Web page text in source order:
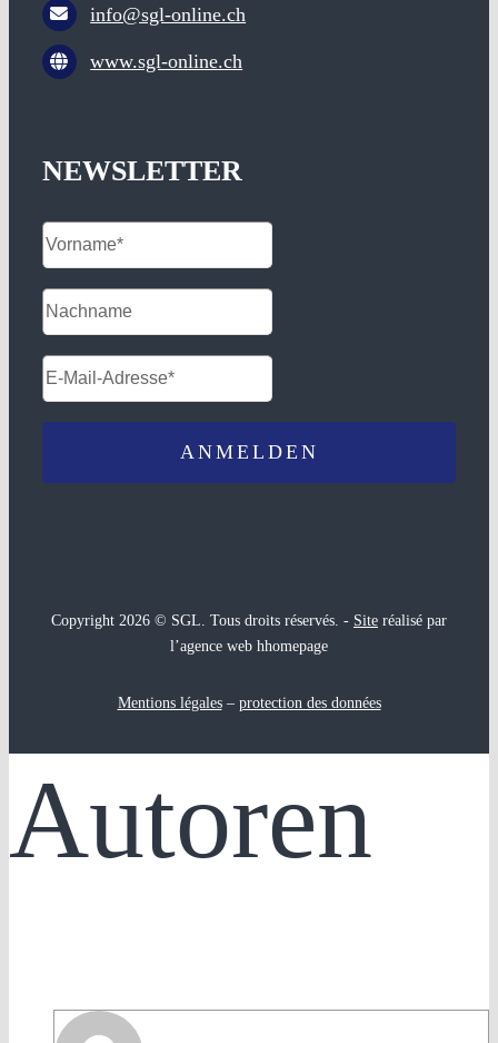
info@sgl-online.ch
www.sgl-online.ch
NEWSLETTER
Copyright 2026 © SGL. Tous droits réservés. - Site réalisé par
l’agence web hhomepage
Mentions légales– protection des données
Autoren